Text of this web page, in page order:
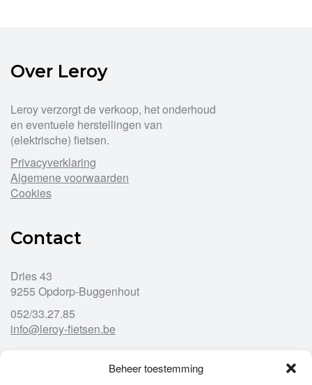
Beheer toestemming
Over Leroy
Leroy verzorgt de verkoop, het onderhoud
en eventuele herstellingen van
(elektrische) fietsen.
Privacyverklaring
Algemene voorwaarden
Cookies
Contact
Dries 43
9255 Opdorp-Buggenhout
052/33.27.85
info@leroy-fietsen.be
Openingsuren